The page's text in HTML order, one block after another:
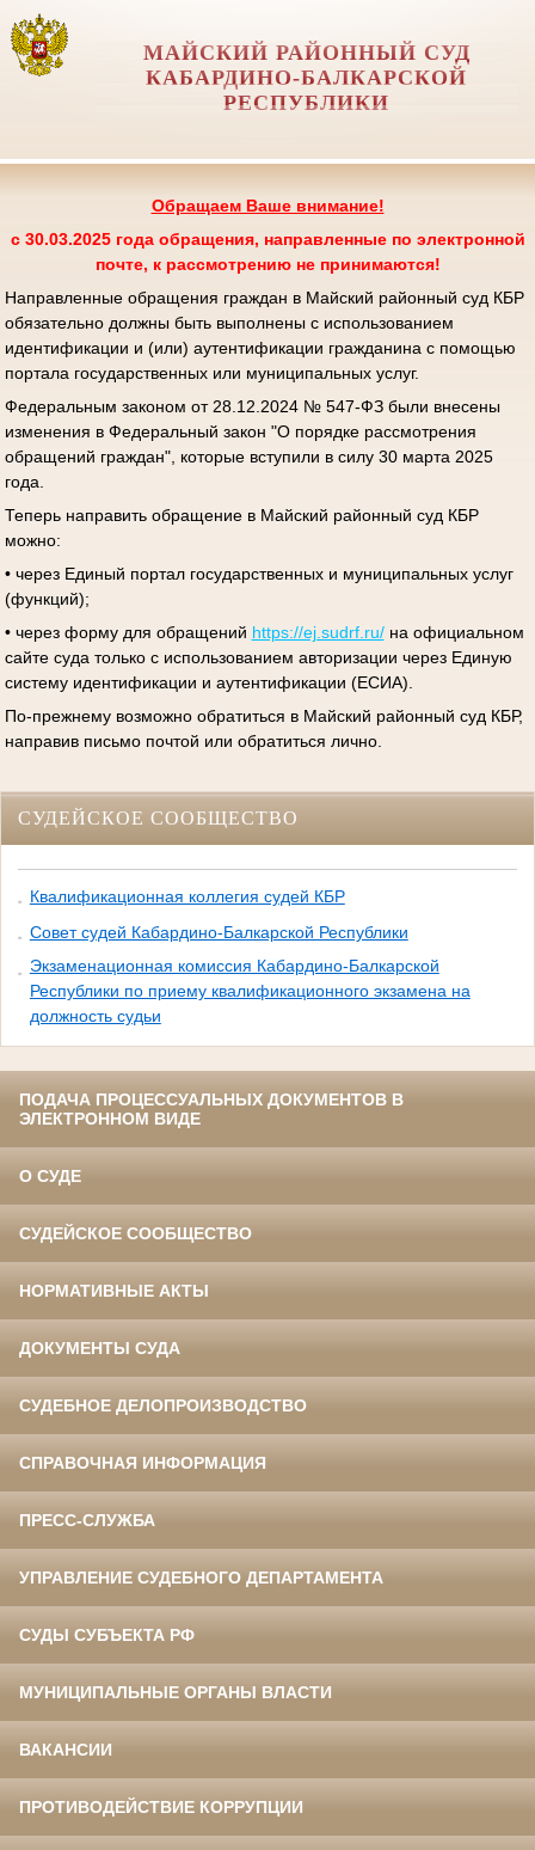
МАЙСКИЙ РАЙОННЫЙ СУД
КАБАРДИНО-БАЛКАРСКОЙ
РЕСПУБЛИКИ
Обращаем Ваше внимание!
с 30.03.2025 года обращения, направленные по электронной
почте, к рассмотрению не принимаются!
Направленные обращения граждан в Майский районный суд КБР
обязательно должны быть выполнены с использованием
идентификации и (или) аутентификации гражданина с помощью
портала государственных или муниципальных услуг.
Федеральным законом от 28.12.2024 № 547-ФЗ были внесены
изменения в Федеральный закон "О порядке рассмотрения
обращений граждан", которые вступили в силу 30 марта 2025
года.
Теперь направить обращение в Майский районный суд КБР
можно:
• через Единый портал государственных и муниципальных услуг
(функций);
• через форму для обращений https://ej.sudrf.ru/на официальном
сайте суда только с использованием авторизации через Единую
систему идентификации и аутентификации (ЕСИА).
По-прежнему возможно обратиться в Майский районный суд КБР,
направив письмо почтой или обратиться лично.
СУДЕЙСКОЕ СООБЩЕСТВО
Квалификационная коллегия судей КБР
Совет судей Кабардино-Балкарской Республики
Экзаменационная комиссия Кабардино-Балкарской
Республики по приему квалификационного экзамена на
должность судьи
ПОДАЧА ПРОЦЕССУАЛЬНЫХ ДОКУМЕНТОВ В
ЭЛЕКТРОННОМ ВИДЕ
О СУДЕ
СУДЕЙСКОЕ СООБЩЕСТВО
НОРМАТИВНЫЕ АКТЫ
ДОКУМЕНТЫ СУДА
СУДЕБНОЕ ДЕЛОПРОИЗВОДСТВО
СПРАВОЧНАЯ ИНФОРМАЦИЯ
ПРЕСС-СЛУЖБА
УПРАВЛЕНИЕ СУДЕБНОГО ДЕПАРТАМЕНТА
СУДЫ СУБЪЕКТА РФ
МУНИЦИПАЛЬНЫЕ ОРГАНЫ ВЛАСТИ
ВАКАНСИИ
ПРОТИВОДЕЙСТВИЕ КОРРУПЦИИ